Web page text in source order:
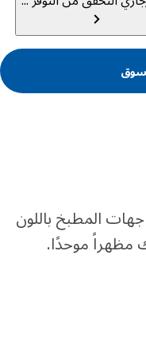
المطبخ باللون
موحدًا.